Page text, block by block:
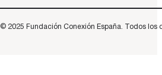
© 2025 Fundación Conexión España. Todos los